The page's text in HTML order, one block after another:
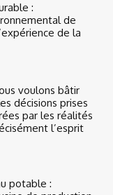
:
de
de la
voulons bâtir
décisions prises
par les réalités
l’esprit
potable :